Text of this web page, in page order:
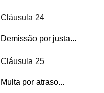
Cláusula 24
Demissão por justa...
Cláusula 25
Multa por atraso...